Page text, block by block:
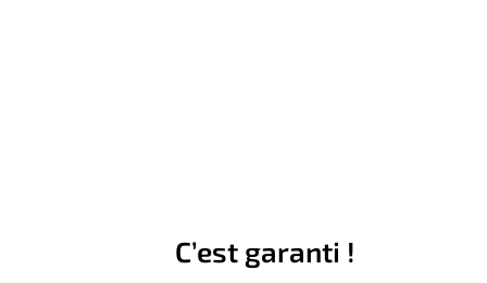
C’est garanti !